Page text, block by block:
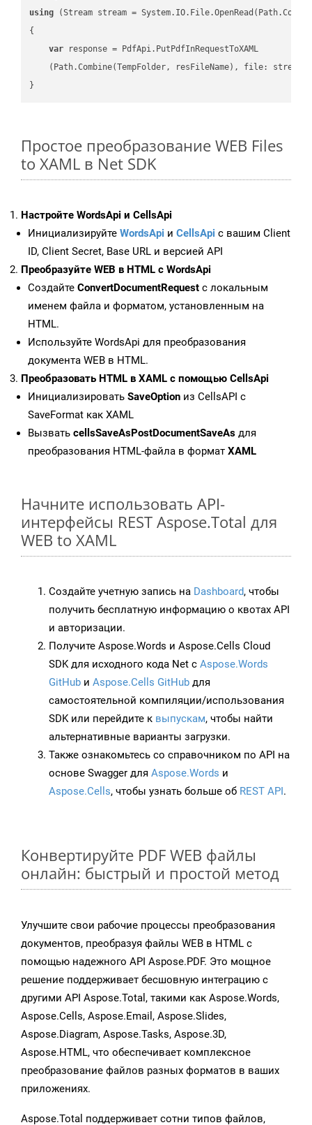
using (Stream stream =
{
var response = PdfApi.PutPdfInRequestToXAML
    (Path.Combine(TempFolder, resFileName), file: stream);
Простое преобразование WEB Files
to XAML в Net SDK
Настройте WordsApi и CellsApi
Инициализируйте WordsApi и CellsApi с вашим Client
ID, Client Secret, Base URL и версией API
Преобразуйте WEB в HTML с WordsApi
Создайте ConvertDocumentRequest с локальным
именем файла и форматом, установленным на
HTML.
Используйте WordsApi для преобразования
документа WEB в HTML.
Преобразовать HTML в XAML с помощью CellsApi
Инициализировать SaveOption из CellsAPI с
SaveFormat как XAML
Вызвать cellsSaveAsPostDocumentSaveAs для
преобразования HTML-файла в формат XAML
Начните использовать API-
интерфейсы REST Aspose.Total для
WEB to XAML
Создайте учетную запись на Dashboard, чтобы
получить бесплатную информацию о квотах API
и авторизации.
Получите Aspose.Words и Aspose.Cells Cloud
SDK для исходного кода Net с Aspose.Words
GitHub и Aspose.Cells GitHub для
самостоятельной компиляции/использования
SDK или перейдите к выпускам, чтобы найти
альтернативные варианты загрузки.
Также ознакомьтесь со справочником по API на
основе Swagger для Aspose.Words и
Aspose.Cells, чтобы узнать больше об REST API.
Конвертируйте PDF WEB файлы
онлайн: быстрый и простой метод
Улучшите свои рабочие процессы преобразования
документов, преобразуя файлы WEB в HTML с
помощью надежного API Aspose.PDF. Это мощное
решение поддерживает бесшовную интеграцию с
другими API Aspose.Total, такими как Aspose.Words,
Aspose.Cells, Aspose.Email, Aspose.Slides,
Aspose.Diagram, Aspose.Tasks, Aspose.3D,
Aspose.HTML, что обеспечивает комплексное
преобразование файлов разных форматов в ваших
приложениях.
Aspose.Total поддерживает сотни типов файлов,